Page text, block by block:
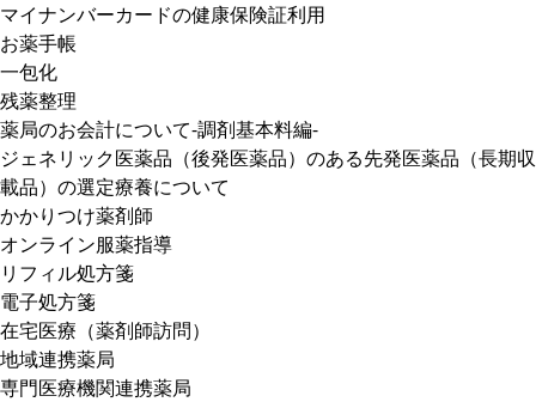
マイナンバーカードの健康保険証利用
お薬手帳
一包化
残薬整理
薬局のお会計について-調剤基本料編-
ジェネリック医薬品（後発医薬品）のある先発医薬品（長期収
載品）の選定療養について
かかりつけ薬剤師
オンライン服薬指導
リフィル処方箋
電子処方箋
在宅医療（薬剤師訪問）
地域連携薬局
専門医療機関連携薬局